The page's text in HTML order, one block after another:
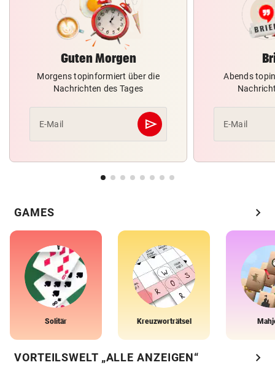
Guten Morgen
Morgens topinformiert über die
Nachrichten des Tages
E-Mail send
Abschicken
Abends
E-Mail
GAMES chevron_right
Solitär Kreuzworträtsel
VORTEILSWELT „ALLE ANZEIGEN“ chevron_right